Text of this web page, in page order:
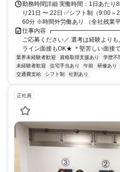
勤務時間詳細 実働時間：1日あたり
り21日 〜 22日 ✅シフト制（9:00～
60分 ※時間外労働あり （全社残業
仕事内容
ご応募ください／ 選考は経験より
ライン面接もOK★ ＊堅苦しい面接
業界未経験者歓迎 資格取得支援あり 学歴不
未経験者歓迎
住宅手当あり 午前 研修あり
交通費支給
シフト制 社割あり
正社員